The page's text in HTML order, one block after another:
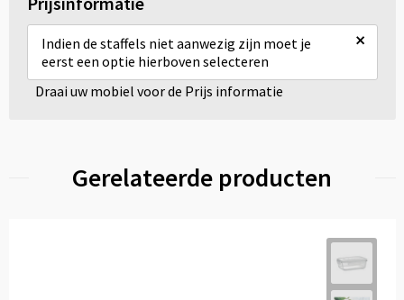
Indien de staffels niet aanwezig zijn moet je
eerst een optie hierboven selecteren
×
Draai uw mobiel voor de Prijs informatie
Gerelateerde producten